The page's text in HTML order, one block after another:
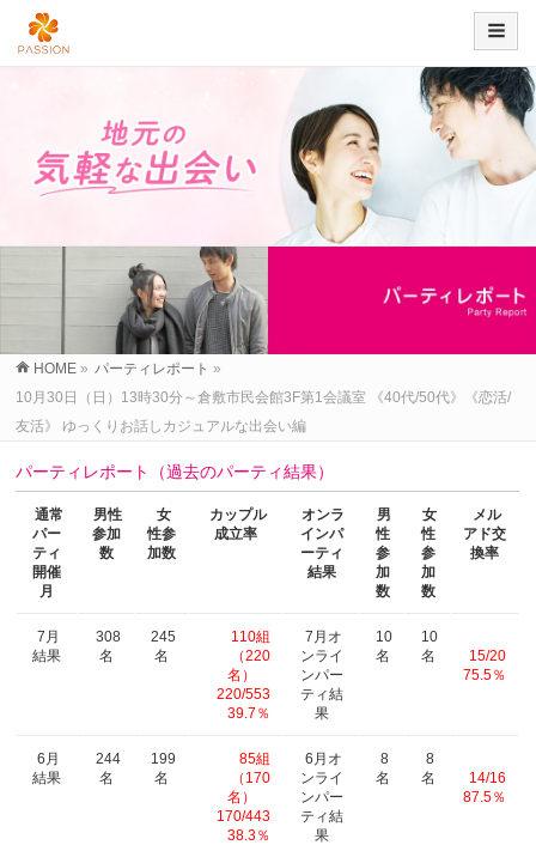
HOME » パーティレポート »
10月30日（日）13時30分～倉敷市民会館3F第1会議室 《40代/50代》《恋活/
友活》 ゆっくりお話しカジュアルな出会い編
パーティレポート（過去のパーティ結果）
通常
パー
ティ
開催
月
男性
参加
数
女
性参
加数
カップル
成立率
オンラ
インパ
ーティ
結果
男
性
参
加
数
女
性
参
加
数
メル
アド交
換率
7月
結果
308
名
245
名
110組
（220
名）
220/553
39.7％
7月オ
ンライ
ンパー
ティ結
果
10
名
10
名
15/20
75.5％
6月
結果
244
名
199
名
85組
（170
名）
170/443
38.3％
6月オ
ンライ
ンパー
ティ結
果
8
名
8
名
14/16
87.5％